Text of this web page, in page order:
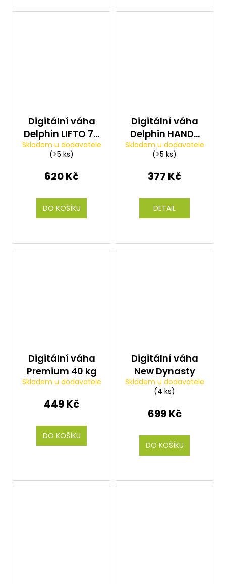
Digitální váha
Delphin LIFTO 75
UC
Skladem u dodavatele
(>5 ks)
620 Kč
DO KOŠÍKU
Digitální váha
Delphin HANDY
50
Skladem u dodavatele
(>5 ks)
377 Kč
DETAIL
Digitální váha
Premium 40 kg
Skladem u dodavatele
449 Kč
DO KOŠÍKU
Digitální váha
New Dynasty
Skladem u dodavatele
(4 ks)
699 Kč
DO KOŠÍKU